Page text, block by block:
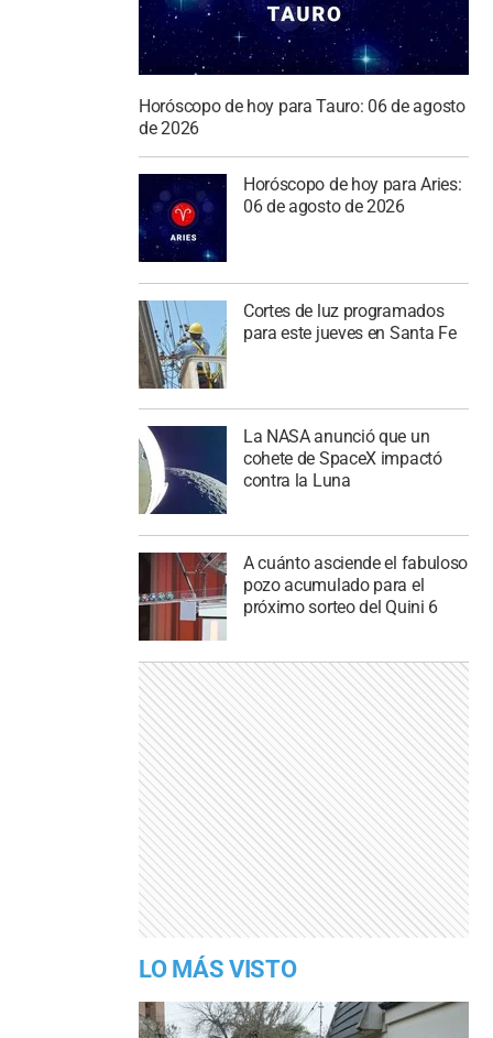
Horóscopo de hoy para Tauro: 06 de agosto
de 2026
Horóscopo de hoy para Aries:
06 de agosto de 2026
Cortes de luz programados
para este jueves en Santa Fe
La NASA anunció que un
cohete de SpaceX impactó
contra la Luna
A cuánto asciende el fabuloso
pozo acumulado para el
próximo sorteo del Quini 6
LO MÁS VISTO